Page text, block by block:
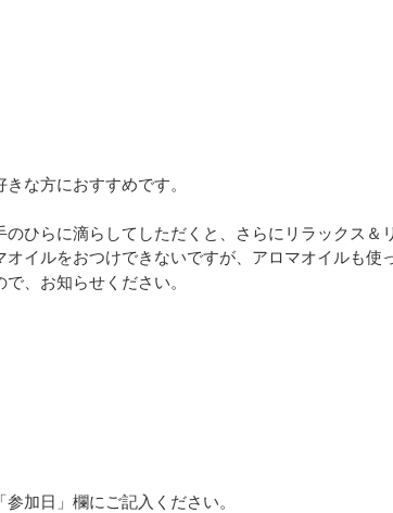
な方におすすめです。
ひらに滴らしてしただくと、さらにリラックス＆
イルをおつけできないですが、アロマオイルも使
、お知らせください。
加日」欄にご記入ください。